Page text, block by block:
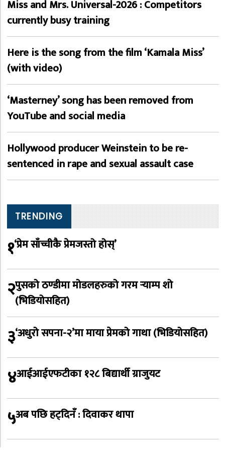
Miss and Mrs. Universal-2026 : Competitors
currently busy training
Here is the song from the film ‘Kamala Miss’
(with video)
‘Masterney’ song has been removed from
YouTube and social media
Hollywood producer Weinstein to be re-
sentenced in rape and sexual assault case
TRENDING
१‘प्रेम साँच्चीकै प्रेमजस्तो होस्’
२पुसको ठण्डीमा मोडलहरुको गरम र्‍याम्प शो
(भिडियोसहित)
३‘अधुरो सपना-२’मा माया प्रेमको गाथा (भिडियोसहित)
४आईआईएफटीका १२८ बिद्यार्थी ग्राजुयट
५अब पछि हट्दिनँ : दिवाकर थापा